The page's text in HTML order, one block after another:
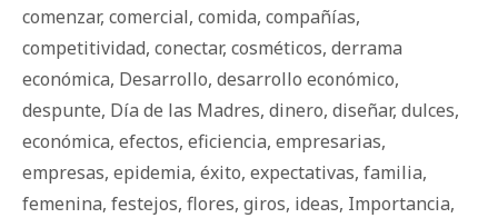
comenzar, comercial, comida, compañías,
competitividad, conectar, cosméticos, derrama
económica, Desarrollo, desarrollo económico,
despunte, Día de las Madres, dinero, diseñar, dulces,
económica, efectos, eficiencia, empresarias,
empresas, epidemia, éxito, expectativas, familia,
femenina, festejos, flores, giros, ideas, Importancia,